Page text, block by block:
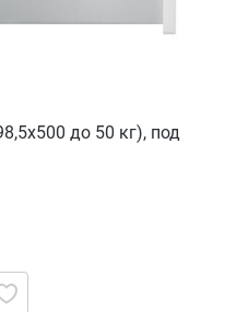
до 50 кг), под